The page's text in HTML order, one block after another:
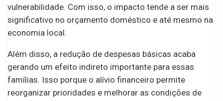
vulnerabilidade. Com isso, o impacto tende a ser mais
significativo no orçamento doméstico e até mesmo na
economia local.
Além disso, a redução de despesas básicas acaba
gerando um efeito indireto importante para essas
famílias. Isso porque o alívio financeiro permite
reorganizar prioridades e melhorar as condições de